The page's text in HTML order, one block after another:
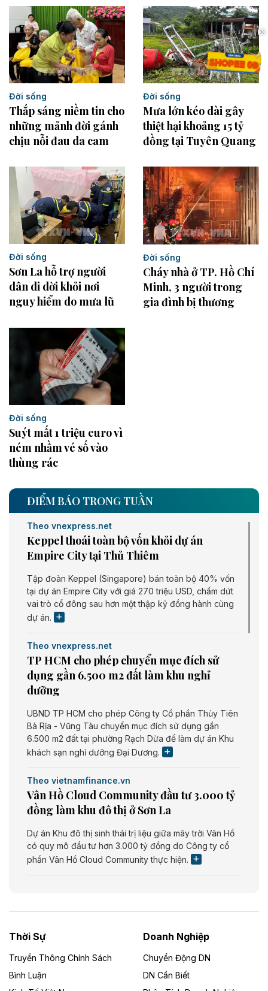
Đời sống
Thắp sáng niềm tin cho
những mảnh đời gánh
chịu nỗi đau da cam
Đời sống
Mưa lớn kéo dài gây
thiệt hại khoảng 15 tỷ
đồng tại Tuyên Quang
Đời sống
Sơn La hỗ trợ người
dân di dời khỏi nơi
nguy hiểm do mưa lũ
Đời sống
Cháy nhà ở TP. Hồ Chí
Minh, 3 người trong
gia đình bị thương
Đời sống
Suýt mất 1 triệu euro vì
ném nhầm vé số vào
thùng rác
ĐIỂM BÁO TRONG TUẦN
Theo vnexpress.net
Keppel thoái toàn bộ vốn khỏi dự án
Empire City tại Thủ Thiêm
Tập đoàn Keppel (Singapore) bán toàn bộ 40% vốn
tại dự án Empire City với giá 270 triệu USD, chấm dứt
vai trò cổ đông sau hơn một thập kỷ đồng hành cùng
dự án.
Theo vnexpress.net
TP HCM cho phép chuyển mục đích sử
dụng gần 6.500 m2 đất làm khu nghỉ
dưỡng
UBND TP HCM cho phép Công ty Cổ phần Thủy Tiên
Bà Rịa - Vũng Tàu chuyển mục đích sử dụng gần
6.500 m2 đất tại phường Rạch Dừa để làm dự án Khu
khách sạn nghỉ dưỡng Đại Dương.
Theo vietnamfinance.vn
Vân Hồ Cloud Community đầu tư 3.000 tỷ
đồng làm khu đô thị ở Sơn La
Dự án Khu đô thị sinh thái trị liệu giữa mây trời Vân Hồ
có quy mô đầu tư hơn 3.000 tỷ đồng do Công ty cổ
phần Vân Hồ Cloud Community thực hiện.
Dự án Nhà máy xử lý rác và phát điện Bắc Giang do
Công ty TNHH Năng lượng môi trường Bắc Giang làm
Thời Sự
Truyền Thông Chính Sách
Bình Luận
Doanh Nghiệp
Chuyển Động DN
DN Cần Biết